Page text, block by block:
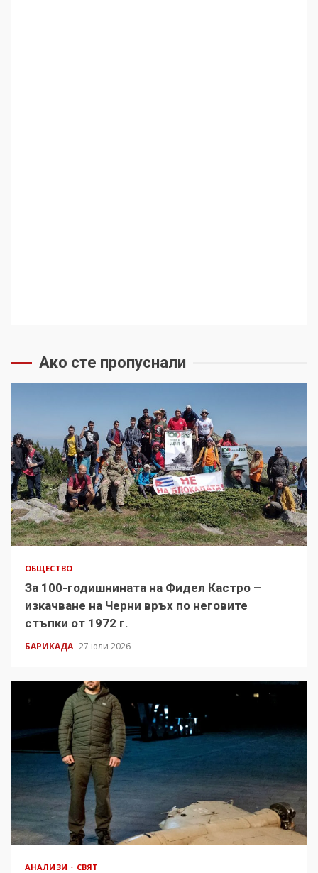
Ако сте пропуснали
ОБЩЕСТВО
За 100-годишнината на Фидел Кастро –
изкачване на Черни връх по неговите
стъпки от 1972 г.
БАРИКАДА 27 юли 2026
АНАЛИЗИ СВЯТ